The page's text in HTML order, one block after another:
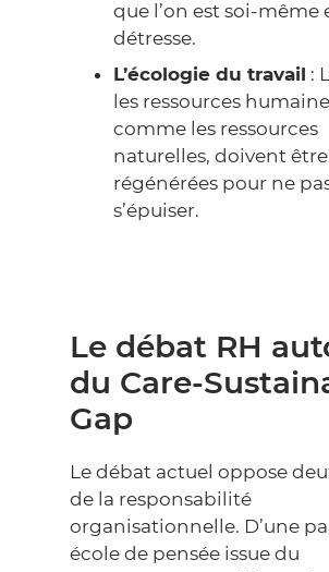
que l’on est soi-même
détresse.
L’écologie du travail :
les ressources
comme les ressources
naturelles, doivent être
régénérées pour ne
s’épuiser.
Le débat RH
du Care-
Gap
Le débat actuel oppose
de la responsabilité
organisationnelle. D’une
école de pensée issue du